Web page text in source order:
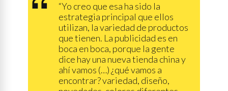
“Yo creo que esa ha sido la
estrategia principal que ellos
utilizan, la variedad de productos
que tienen. La publicidad es en
boca en boca, porque la gente
dice hay una nueva tienda china y
ahí vamos (…) ¿qué vamos a
encontrar? variedad, diseño,